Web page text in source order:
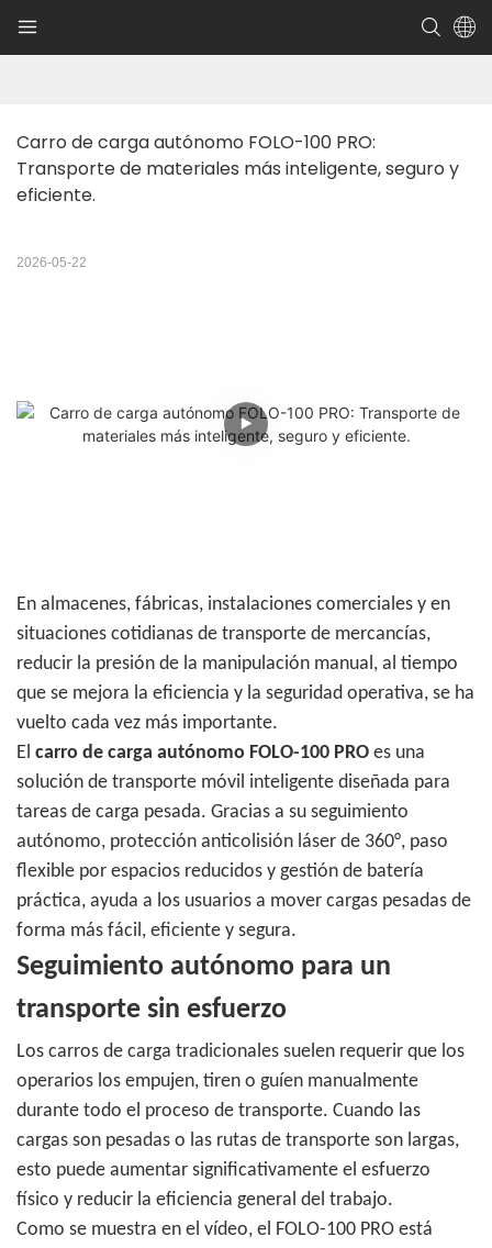
Carro de carga autónomo FOLO-100 PRO:
Transporte de materiales más inteligente, seguro y
eficiente.
2026-05-22
En almacenes, fábricas, instalaciones comerciales y en
situaciones cotidianas de transporte de mercancías,
reducir la presión de la manipulación manual, al tiempo
que se mejora la eficiencia y la seguridad operativa, se ha
vuelto cada vez más importante.
El carro de carga autónomo FOLO-100 PRO es una
solución de transporte móvil inteligente diseñada para
tareas de carga pesada. Gracias a su seguimiento
autónomo, protección anticolisión láser de 360°, paso
flexible por espacios reducidos y gestión de batería
práctica, ayuda a los usuarios a mover cargas pesadas de
forma más fácil, eficiente y segura.
Seguimiento autónomo para un
transporte sin esfuerzo
Los carros de carga tradicionales suelen requerir que los
operarios los empujen, tiren o guíen manualmente
durante todo el proceso de transporte. Cuando las
cargas son pesadas o las rutas de transporte son largas,
esto puede aumentar significativamente el esfuerzo
físico y reducir la eficiencia general del trabajo.
Como se muestra en el vídeo, el FOLO-100 PRO está